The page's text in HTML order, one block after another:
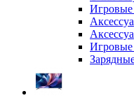
Игровые